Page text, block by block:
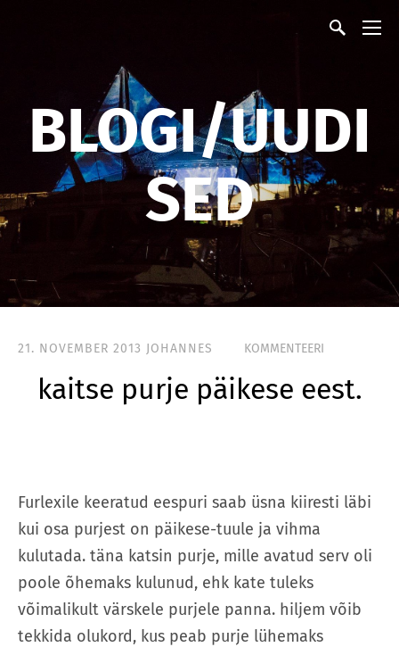
BLOGI/UUDI
SED
21. NOVEMBER 2013 JOHANNES KOMMENTEERI
kaitse purje päikese eest.
Furlexile keeratud eespuri saab üsna kiiresti läbi
kui osa purjest on päikese-tuule ja vihma
kulutada. täna katsin purje, mille avatud serv oli
poole õhemaks kulunud, ehk kate tuleks
võimalikult värskele purjele panna. hiljem võib
tekkida olukord, kus peab purje lühemaks